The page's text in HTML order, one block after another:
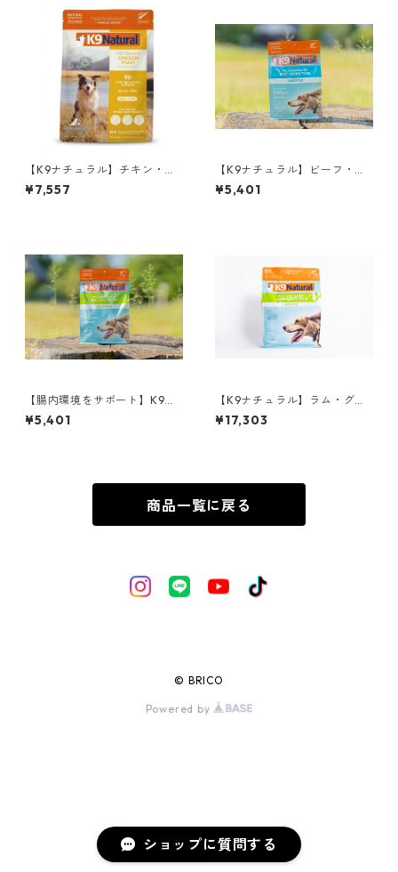
ショップに質問する
【K9ナチュラル】チキン・フ
ィースト 500g
¥7,557
【K9ナチュラル】ビーフ・グ
リーントライプ 250g
¥5,401
【腸内環境をサポート】K9ナ
チュラル ラム・グリーント
ライプ 200g
¥5,401
【K9ナチュラル】ラム・グリ
ーントライプ 700g
¥17,303
商品一覧に戻る
© BRICO
Powered by